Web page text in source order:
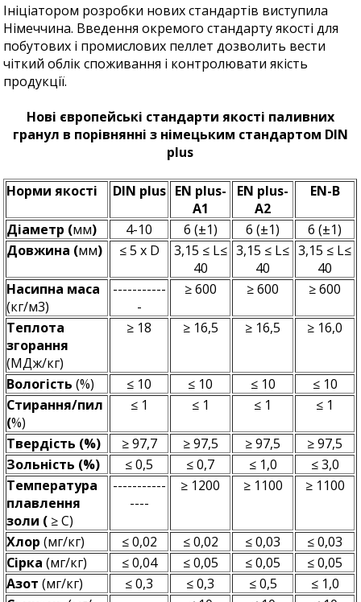
Ініціатором розробки нових стандартів виступила
Німеччина. Введення окремого стандарту якості для
побутових і промислових пеллет дозволить вести
чіткий облік споживання і контролювати якість
продукції.
Нові європейські стандарти якості паливних
гранул в порівнянні з німецьким стандартом DIN
plus
Норми якості DIN plus EN plus-
A1
EN plus-
A2
EN-B
Діаметр (мм) 4-10 6 (±1) 6 (±1)
6 (±1)
Довжина (мм) ≤ 5 х D
3,15 ≤ L≤
40
3,15 ≤ L≤
40
3,15 ≤ L≤
40
Насипна маса
(кг/м3)
-----------
-
≥ 600 ≥ 600 ≥ 600
Теплота
згорання
(МДж/кг)
≥ 18 ≥ 16,5 ≥ 16,5 ≥ 16,0
Вологість(%) ≤ 10 ≤ 10 ≤ 10
≤ 10
Стирання/пил
(%)
≤ 1 ≤ 1 ≤ 1 ≤ 1
Твердість (%) ≥ 97,7 ≥ 97,5 ≥ 97,5
≥ 97,5
Зольність (%)
≤ 0,5 ≤ 0,7 ≤ 1,0
≤ 3,0
Температура
плавлення
золи ( ≥ С)
-----------
----
≥ 1200 ≥ 1100 ≥ 1100
Хлор (мг/кг) ≤ 0,02 ≤ 0,02 ≤ 0,03
≤ 0,03
Сірка (мг/кг) ≤ 0,04 ≤ 0,05 ≤ 0,05
≤ 0,05
Азот(мг/кг) ≤ 0,3 ≤ 0,3 ≤ 0,5
≤ 1,0